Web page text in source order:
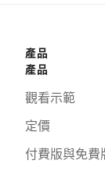
產品
產品
觀看示範
定價
付費版與免費